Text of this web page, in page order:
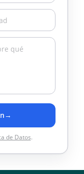
→
de Datos.